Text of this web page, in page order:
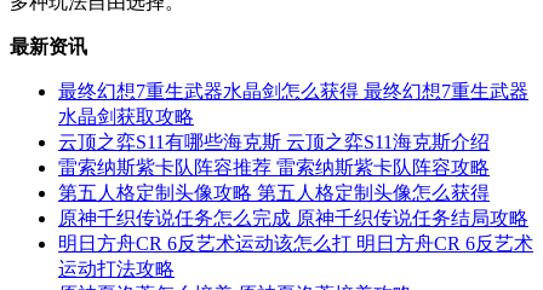
最新资讯
最终幻想7重生武器水晶剑怎么获得 最终幻想7重生武器
水晶剑获取攻略
云顶之弈S11有哪些海克斯 云顶之弈S11海克斯介绍
雷索纳斯紫卡队阵容推荐 雷索纳斯紫卡队阵容攻略
第五人格定制头像攻略 第五人格定制头像怎么获得
原神千织传说任务怎么完成 原神千织传说任务结局攻略
明日方舟CR 6反艺术运动该怎么打 明日方舟CR 6反艺术
运动打法攻略